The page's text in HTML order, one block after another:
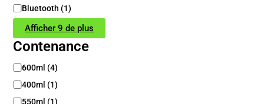
Bluetooth (1)
Afficher 9 de plus
Contenance
C
n
t
600ml (4)
400ml (1)
550ml (1)